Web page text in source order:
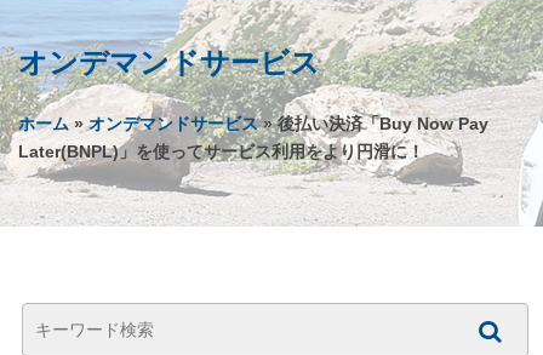
オンデマンドサービス
ホーム»オンデマンドサービス» 後払い決済「Buy Now Pay
Later(BNPL)」を使ってサービス利用をより円滑に！